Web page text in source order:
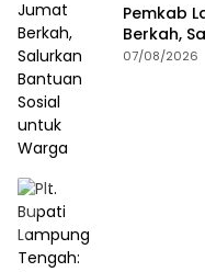
Pemkab
Berkah,
Warga
07/08/2026